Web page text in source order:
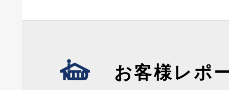
お客様レポ